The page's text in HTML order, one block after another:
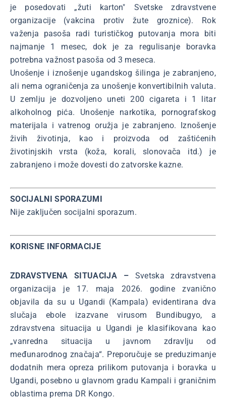
je posedovati „žuti karton" Svetske zdravstvene
organizacije (vakcina protiv žute groznice). Rok
važenja pasoša radi turističkog putovanja mora biti
najmanje 1 mesec, dok je za regulisanje boravka
potrebna važnost pasoša od 3 meseca.
Unošenje i iznošenje ugandskog šilinga je zabranjeno,
ali nema ograničenja za unošenje konvertibilnih valuta.
U zemlju je dozvoljeno uneti 200 cigareta i 1 litar
alkoholnog pića. Unošenje narkotika, pornografskog
materijala i vatrenog oružja je zabranjeno. Iznošenje
živih životinja, kao i proizvoda od zaštićenih
životinjskih vrsta (koža, korali, slonovača itd.) je
zabranjeno i može dovesti do zatvorske kazne.
SOCIJALNI SPORAZUMI
Nije zaključen socijalni sporazum.
KORISNE INFORMACIJE
ZDRAVSTVENA SITUACIJA –Svetska zdravstvena
organizacija je 17. maja 2026. godine zvanično
objavila da su u Ugandi (Kampala) evidentirana dva
slučaja ebole izazvane virusom Bundibugyo, a
zdravstvena situacija u Ugandi je klasifikovana kao
„vanredna situacija u javnom zdravlju od
međunarodnog značaja“. Preporučuje se preduzimanje
dodatnih mera opreza prilikom putovanja i boravka u
Ugandi, posebno u glavnom gradu Kampali i graničnim
oblastima prema DR Kongo.